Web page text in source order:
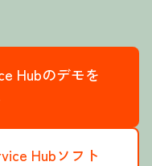
Hubのデモを
Hubソフト